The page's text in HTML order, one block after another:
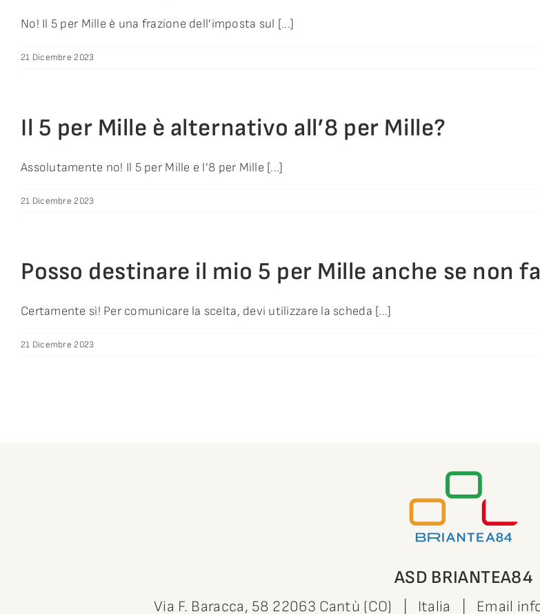
No! Il 5 per Mille è una frazione dell’imposta sul [...]
21 Dicembre 2023
Il 5 per Mille è alternativo all’8 per Mille?
Assolutamente no! Il 5 per Mille e l’8 per Mille [...]
21 Dicembre 2023
Posso destinare il mio 5 per Mille anche se non
Certamente sì! Per comunicare la scelta, devi utilizzare la scheda [...]
21 Dicembre 2023
ASD BRIANTEA84
Via F. Baracca, 58 22063 Cantù (CO) | Italia | Email